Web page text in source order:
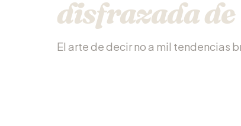
disfrazada
El arte de decir no a mil tendencias